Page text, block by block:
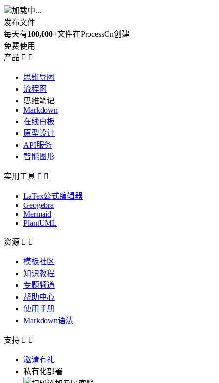
加载中...
发布文件
每天有100,000+文件在ProcessOn创建
免费使用
产品  
思维导图
流程图
思维笔记
Markdown
在线白板
原型设计
API服务
智能图形
实用工具  
LaTex公式编辑器
Geogebra
Mermaid
PlantUML
资源  
模板社区
知识教程
专题频道
帮助中心
使用手册
Markdown语法
支持  
邀请有礼
私有化部署